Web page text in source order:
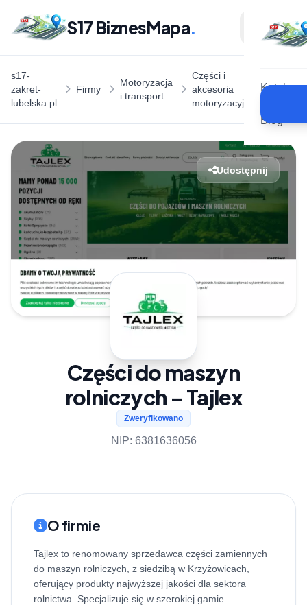
S17 BiznesMapa.
Katalog
Blog
s17-
zakret-
lubelska.pl
Firmy
Motoryzacja
i transport
Części i
akcesoria
motoryzacyjne
maszyn
Udostępnij
Części do maszyn
rolniczych - Tajlex
Zweryfikowano
NIP: 6381636056
O firmie
Tajlex to renomowany sprzedawca części zamiennych
do maszyn rolniczych, z siedzibą w Krzyżowicach,
oferujący produkty najwyższej jakości dla sektora
rolnictwa. Specjalizuje się w szerokiej gamie